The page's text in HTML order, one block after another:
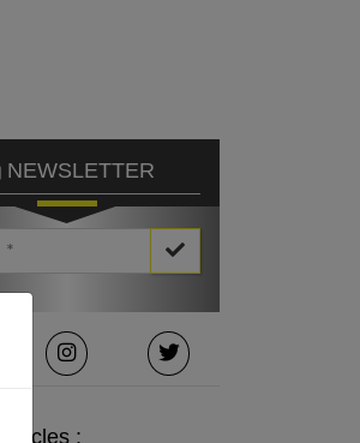
NEWSLETTER
*
articles :